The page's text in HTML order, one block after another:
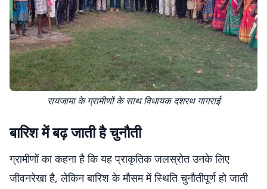
रायजामा के ग्रामीणों के साथ विधायक दशरथ गागराई
बारिश में बढ़ जाती है चुनौती
ग्रामीणों का कहना है कि यह प्राकृतिक जलस्रोत उनके लिए
जीवनरेखा है, लेकिन बारिश के मौसम में स्थिति चुनौतीपूर्ण हो जाती